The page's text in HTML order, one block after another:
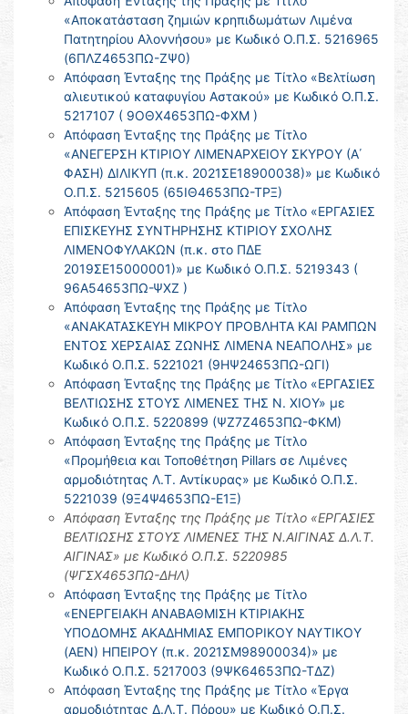
«Αποκατάσταση ζημιών κρηπιδωμάτων Λιμένα
Πατητηρίου Αλοννήσου» με Κωδικό Ο.Π.Σ. 5216965
(6ΠΛΖ4653ΠΩ-ΖΨ0)
Απόφαση Ένταξης της Πράξης με Τίτλο «Βελτίωση
αλιευτικού καταφυγίου Αστακού» με Κωδικό Ο.Π.Σ.
5217107 ( 9ΟΘΧ4653ΠΩ-ΦΧΜ )
Απόφαση Ένταξης της Πράξης με Τίτλο
«ΑΝΕΓΕΡΣΗ ΚΤΙΡΙΟΥ ΛΙΜΕΝΑΡΧΕΙΟΥ ΣΚΥΡΟΥ (Α΄
ΦΑΣΗ) ΔΙΛΙΚΥΠ (π.κ. 2021ΣΕ18900038)» με Κωδικό
Ο.Π.Σ. 5215605 (65ΙΘ4653ΠΩ-ΤΡΞ)
Απόφαση Ένταξης της Πράξης με Τίτλο «ΕΡΓΑΣΙΕΣ
ΕΠΙΣΚΕΥΗΣ ΣΥΝΤΗΡΗΣΗΣ ΚΤΙΡΙΟΥ ΣΧΟΛΗΣ
ΛΙΜΕΝΟΦΥΛΑΚΩΝ (π.κ. στο ΠΔΕ
2019ΣΕ15000001)» με Κωδικό Ο.Π.Σ. 5219343 (
96Α54653ΠΩ-ΨΧΖ )
Απόφαση Ένταξης της Πράξης με Τίτλο
«ΑΝΑΚΑΤΑΣΚΕΥΗ ΜΙΚΡΟΥ ΠΡΟΒΛΗΤΑ ΚΑΙ ΡΑΜΠΩΝ
ΕΝΤΟΣ ΧΕΡΣΑΙΑΣ ΖΩΝΗΣ ΛΙΜΕΝΑ ΝΕΑΠΟΛΗΣ» με
Κωδικό Ο.Π.Σ. 5221021 (9ΗΨ24653ΠΩ-ΩΓΙ)
Απόφαση Ένταξης της Πράξης με Τίτλο «ΕΡΓΑΣΙΕΣ
ΒΕΛΤΙΩΣΗΣ ΣΤΟΥΣ ΛΙΜΕΝΕΣ ΤΗΣ Ν. ΧΙΟΥ» με
Κωδικό Ο.Π.Σ. 5220899 (ΨΖ7Ζ4653ΠΩ-ΦΚΜ)
Απόφαση Ένταξης της Πράξης με Τίτλο
«Προμήθεια και Τοποθέτηση Pillars σε Λιμένες
αρμοδιότητας Λ.Τ. Αντίκυρας» με Κωδικό Ο.Π.Σ.
5221039 (9Ξ4Ψ4653ΠΩ-Ε1Ξ)
Απόφαση Ένταξης της Πράξης με Τίτλο «ΕΡΓΑΣΙΕΣ
ΒΕΛΤΙΩΣΗΣ ΣΤΟΥΣ ΛΙΜΕΝΕΣ ΤΗΣ Ν.ΑΙΓΙΝΑΣ Δ.Λ.Τ.
ΑΙΓΙΝΑΣ» με Κωδικό Ο.Π.Σ. 5220985
(ΨΓΣΧ4653ΠΩ-ΔΗΛ)
Απόφαση Ένταξης της Πράξης με Τίτλο
«ΕΝΕΡΓΕΙΑΚΗ ΑΝΑΒΑΘΜΙΣΗ ΚΤΙΡΙΑΚΗΣ
ΥΠΟΔΟΜΗΣ ΑΚΑΔΗΜΙΑΣ ΕΜΠΟΡΙΚΟΥ ΝΑΥΤΙΚΟΥ
(ΑΕΝ) ΗΠΕΙΡΟΥ (π.κ. 2021ΣΜ98900034)» με
Κωδικό Ο.Π.Σ. 5217003 (9ΨΚ64653ΠΩ-ΤΔΖ)
Απόφαση Ένταξης της Πράξης με Τίτλο «Έργα
αρμοδιότητας Δ.Λ.Τ. Πόρου» με Κωδικό Ο.Π.Σ.